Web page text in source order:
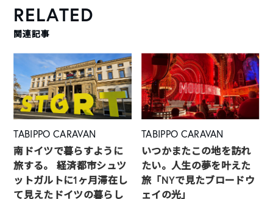
RELATED
関連記事
TABIPPO CARAVAN
南ドイツで暮らすように
旅する。 経済都市シュツ
ットガルトに1ヶ月滞在し
て見えたドイツの暮らし
TABIPPO CARAVAN
いつかまたこの地を訪れ
たい。人生の夢を叶えた
旅「NYで見たブロードウ
ェイの光」